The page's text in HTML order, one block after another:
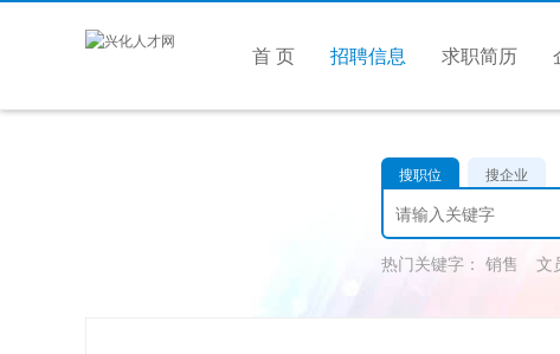
首 页 招聘信息 求职简历
搜职位
搜企业
热门关键字： 销售 文